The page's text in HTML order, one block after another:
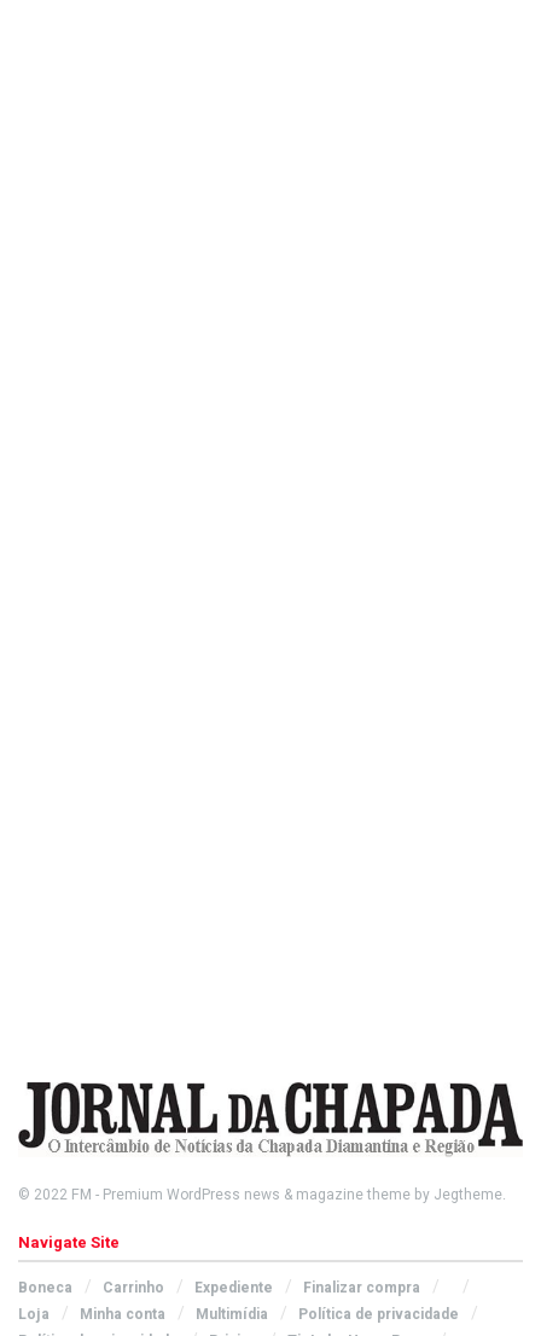
© 2022 FM - Premium WordPress news & magazine theme by Jegtheme.
Navigate Site
Boneca Carrinho Expediente
Finalizar compra
Loja
Minha conta Multimídia
Política de privacidade